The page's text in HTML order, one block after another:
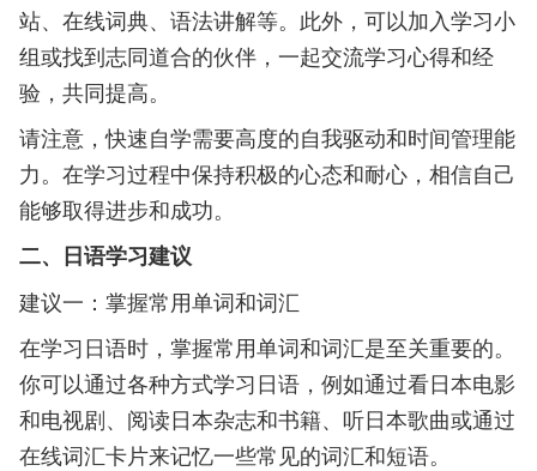
站、在线词典、语法讲解等。此外，可以加入学习小
组或找到志同道合的伙伴，一起交流学习心得和经
验，共同提高。
请注意，快速自学需要高度的自我驱动和时间管理能
力。在学习过程中保持积极的心态和耐心，相信自己
能够取得进步和成功。
二、日语学习建议
建议一：掌握常用单词和词汇
在学习日语时，掌握常用单词和词汇是至关重要的。
你可以通过各种方式学习日语，例如通过看日本电影
和电视剧、阅读日本杂志和书籍、听日本歌曲或通过
在线词汇卡片来记忆一些常见的词汇和短语。